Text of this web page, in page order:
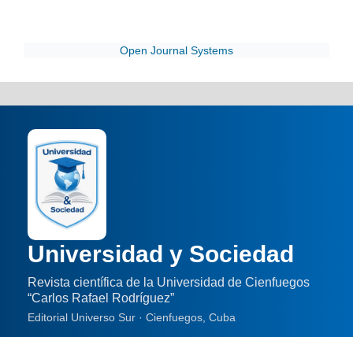
Open Journal Systems
Universidad y Sociedad
Revista científica de la Universidad de Cienfuegos
“Carlos Rafael Rodríguez”
Editorial Universo Sur · Cienfuegos, Cuba